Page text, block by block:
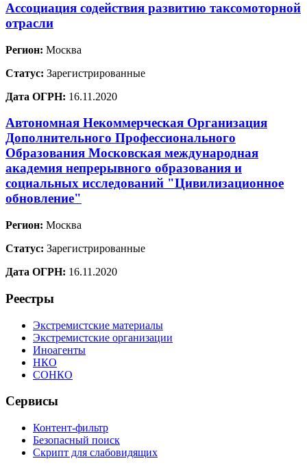
Ассоциация содействия развитию таксомоторной
отрасли
Регион: Москва
Статус: Зарегистрированные
Дата ОГРН: 16.11.2020
Автономная Некоммерческая Организация
Дополнительного Профессионального
Образования Московская международная
академия непрерывного образования и
социальных исследований "Цивилизационное
обновление"
Регион: Москва
Статус: Зарегистрированные
Дата ОГРН: 16.11.2020
Реестры
Экстремистские материалы
Экстремистские организации
Иноагенты
НКО
СОНКО
Сервисы
Контент-фильтр
Безопасный поиск
Скрипт для слабовидящих